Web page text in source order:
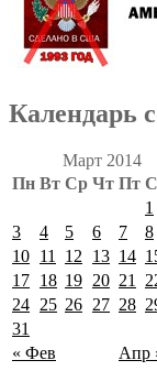
Календарь
Март 2014
Пн Вт Ср Чт Пт
« Фев Апр
1
3
4 5 6 7 8
10 11 12 13 14
17 18 19 20 21
24 25 26 27 28
31